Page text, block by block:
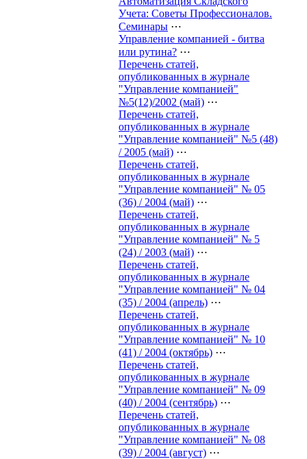
Учета: Советы Профессионалов.
Семинары ⋯
Управление компанией - битва
или рутина? ⋯
Перечень статей,
опубликованных в журнале
"Управление компанией"
№5(12)/2002 (май) ⋯
Перечень статей,
опубликованных в журнале
"Управление компанией" №5 (48)
/ 2005 (май) ⋯
Перечень статей,
опубликованных в журнале
"Управление компанией" № 05
(36) / 2004 (май) ⋯
Перечень статей,
опубликованных в журнале
"Управление компанией" № 5
(24) / 2003 (май) ⋯
Перечень статей,
опубликованных в журнале
"Управление компанией" № 04
(35) / 2004 (апрель) ⋯
Перечень статей,
опубликованных в журнале
"Управление компанией" № 10
(41) / 2004 (октябрь) ⋯
Перечень статей,
опубликованных в журнале
"Управление компанией" № 09
(40) / 2004 (сентябрь) ⋯
Перечень статей,
опубликованных в журнале
"Управление компанией" № 08
(39) / 2004 (август) ⋯